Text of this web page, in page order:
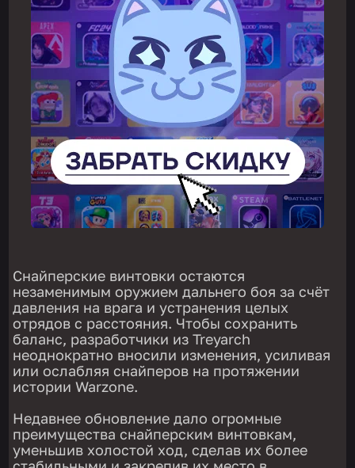
Снайперские винтовки остаются
незаменимым оружием дальнего боя за счёт
давления на врага и устранения целых
отрядов с расстояния. Чтобы сохранить
баланс, разработчики из Treyarch
неоднократно вносили изменения, усиливая
или ослабляя снайперов на протяжении
истории Warzone.
Недавнее обновление дало огромные
преимущества снайперским винтовкам,
уменьшив холостой ход, сделав их более